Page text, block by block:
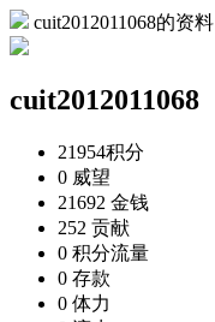
cuit2012011068的资料
cuit2012011068
21954积分
0 威望
21692 金钱
252 贡献
0 积分流量
0 存款
0 体力